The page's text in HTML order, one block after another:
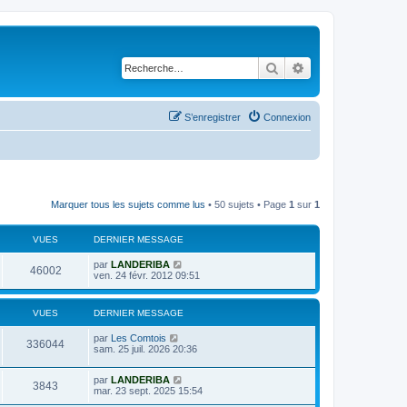
Rechercher
Connexion
S’enregistrer
Marquer tous les sujets comme lus • 50 sujets • Page 1 sur 1
VUES DERNIER MESSAGE
46002V
u
s
D
e
n
e
r
m
e
a
g
e
par LANDERIBA
ven. 24 févr. 2012 09:51
VUES DERNIER MESSAGE
336044V
u
D
e
n
i
e
r
par Les Comtois
sam. 25 juil. 2026 20:36
3843
D
e
par LANDERIBA
mar. 23 sept. 2025 15:54